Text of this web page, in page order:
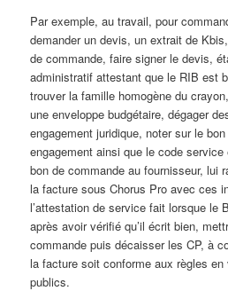
Par exemple, au travail, pour
demander un devis, un extrait de
de commande, faire signer le devis,
administratif attestant que le RIB est
trouver la famille homogène du
une enveloppe budgétaire, dégager
engagement juridique, noter sur le
engagement ainsi que le code
bon de commande au fournisseur, lui
la facture sous Chorus Pro avec ces
l’attestation de service fait lorsque le
après avoir vérifié qu’il écrit bien,
commande puis décaisser les CP, à
la facture soit conforme aux règles en
publics.